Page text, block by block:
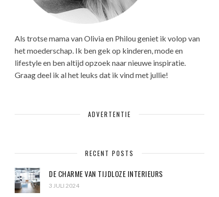
Als trotse mama van Olivia en Philou geniet ik volop van
het moederschap. Ik ben gek op kinderen, mode en
lifestyle en ben altijd opzoek naar nieuwe inspiratie.
Graag deel ik al het leuks dat ik vind met jullie!
ADVERTENTIE
RECENT POSTS
DE CHARME VAN TIJDLOZE INTERIEURS
3 JULI 2024